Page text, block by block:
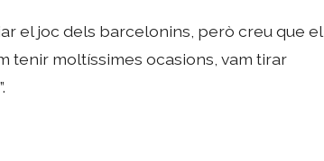
el joc dels barcelonins, però creu que el
tenir moltíssimes ocasions, vam tirar